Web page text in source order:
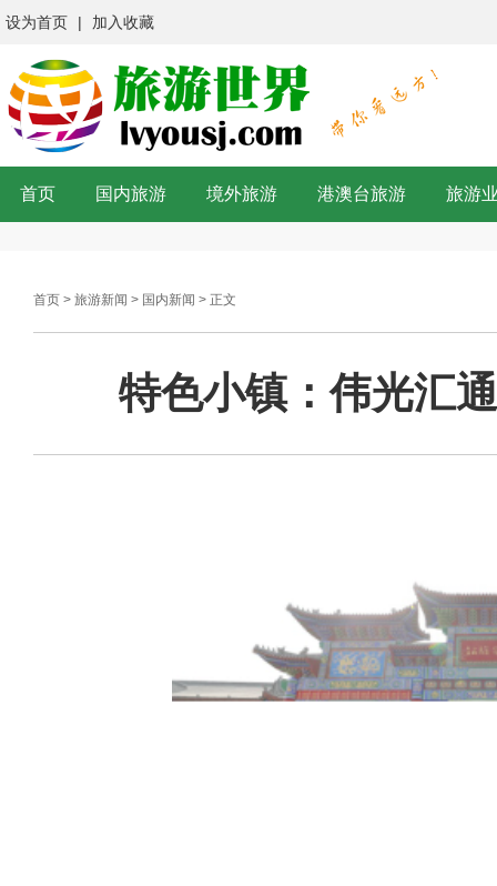
设为首页 | 加入收藏
首页 国内旅游 境外旅游 港澳台旅游 旅游
首页 > 旅游新闻 > 国内新闻 > 正文
特色小镇：伟光汇